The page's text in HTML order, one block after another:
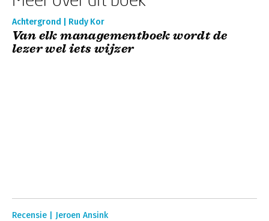
Achtergrond | Rudy Kor
Van elk managementboek wordt de
lezer wel iets wijzer
Recensie | Jeroen Ansink